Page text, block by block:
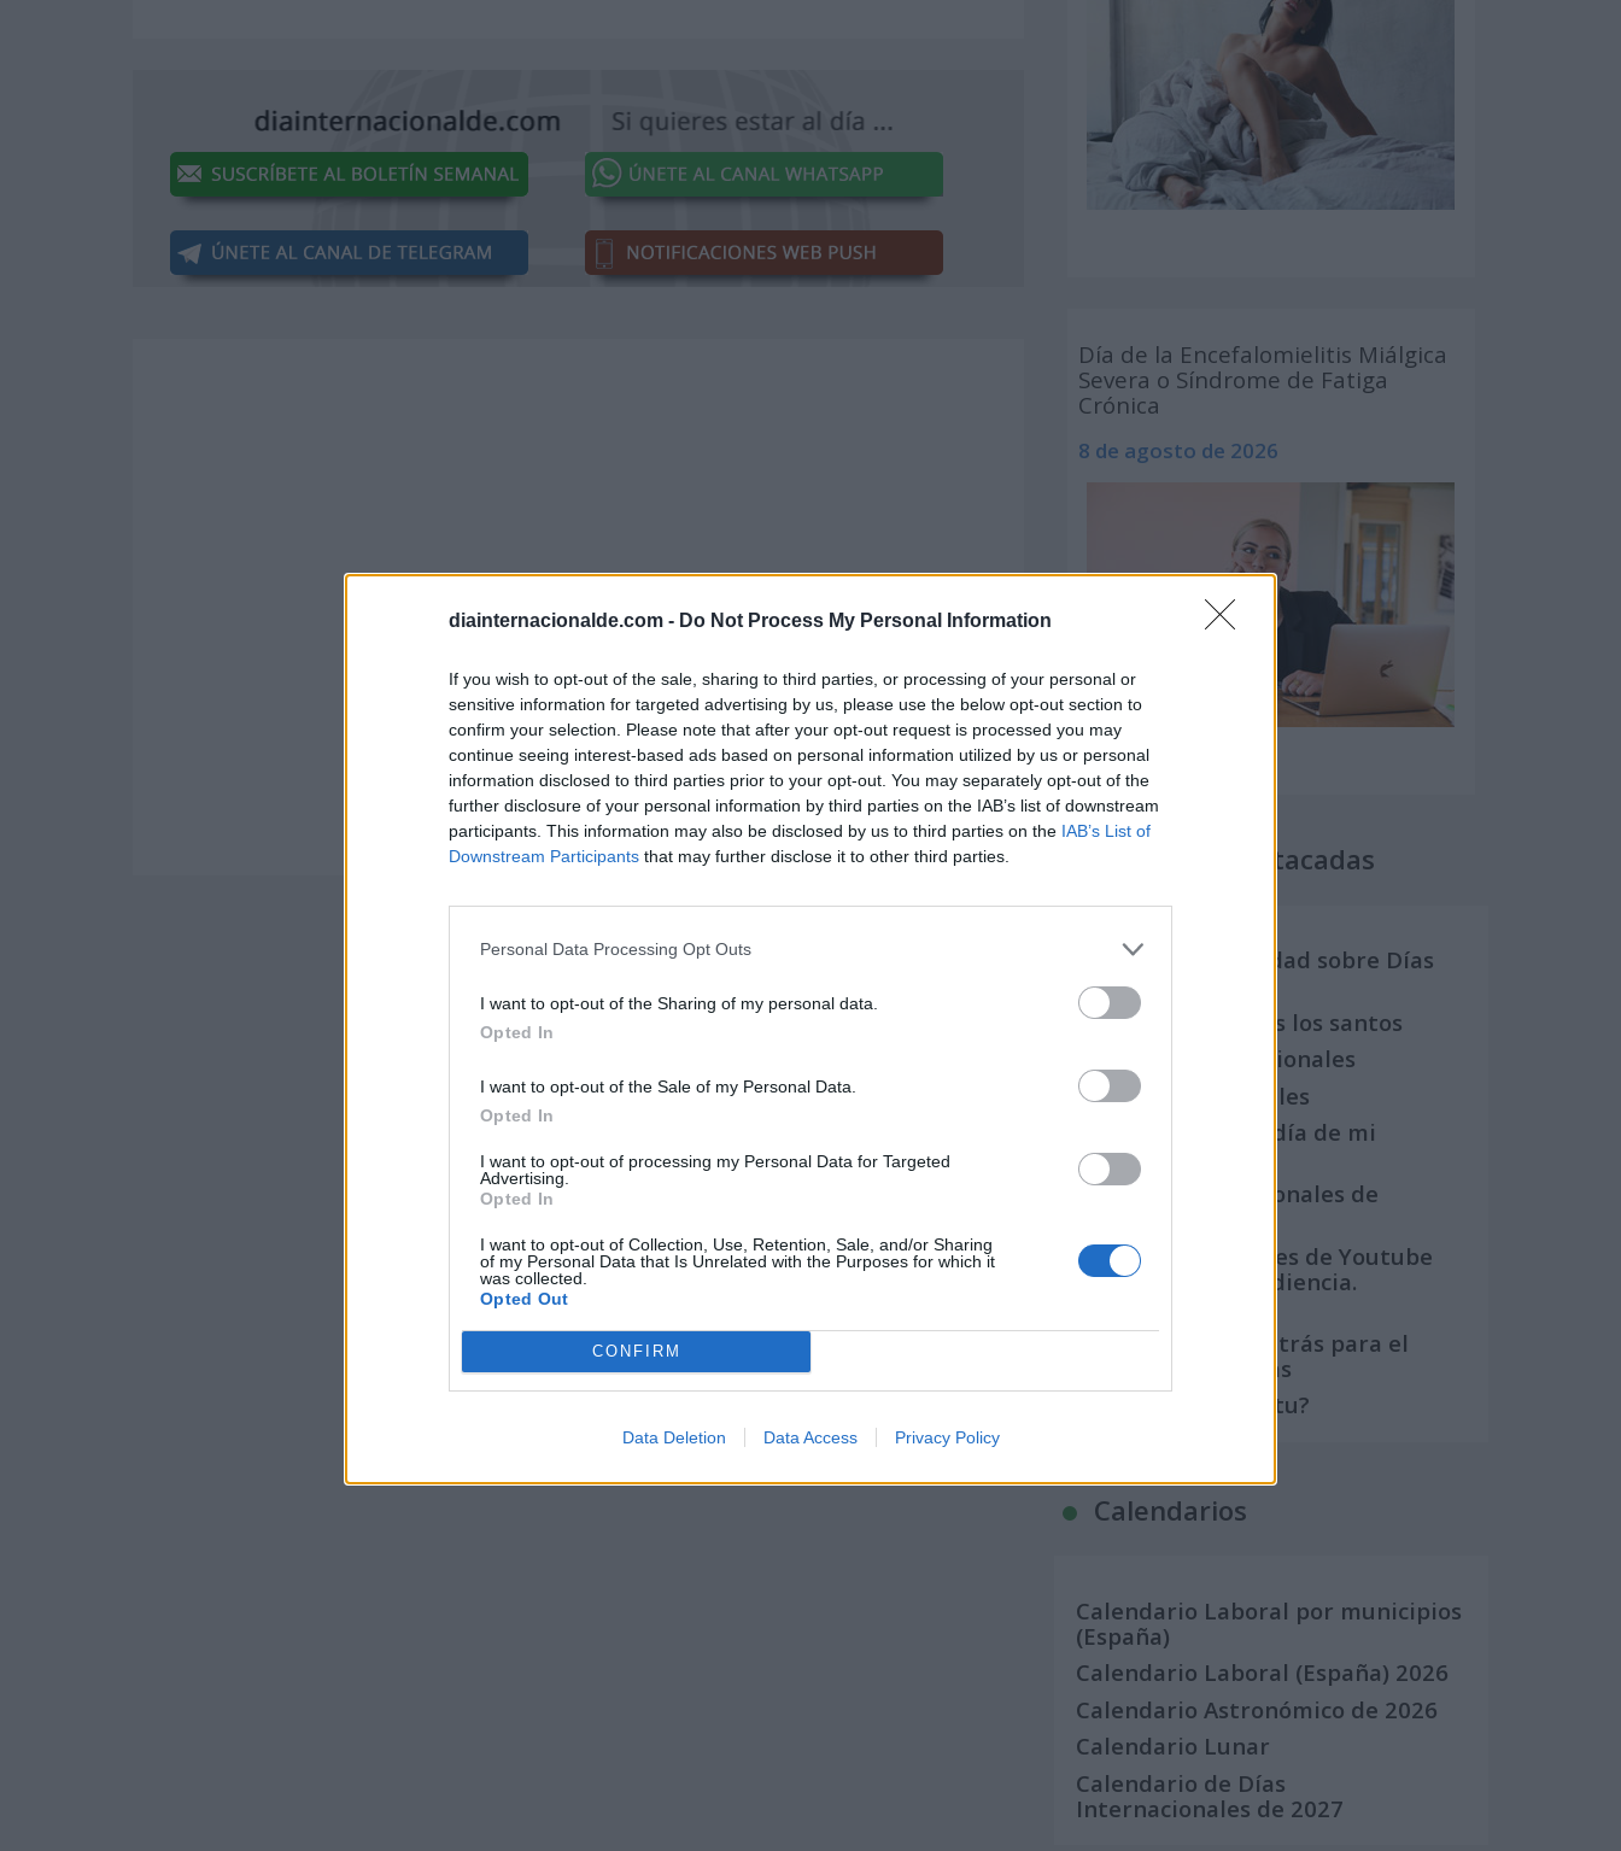
diainternacionalde.com - Do Not Process My Personal Information
If you wish to opt-out of the sale, sharing to third parties, or processing of your personal or
sensitive information for targeted advertising by us, please use the below opt-out section to
confirm your selection. Please note that after your opt-out request is processed you may
continue seeing interest-based ads based on personal information utilized by us or personal
information disclosed to third parties prior to your opt-out. You may separately opt-out of the
further disclosure of your personal information by third parties on the IAB’s list of downstream
participants. This information may also be disclosed by us to third parties on the IAB’s List of
Downstream Participants that may further disclose it to other third parties.
Personal Data Processing Opt Outs
I want to opt-out of the Sharing of my personal data.
Opted In
I want to opt-out of the Sale of my Personal Data.
Opted In
I want to opt-out of processing my Personal Data for Targeted
Advertising.
Opted In
I want to opt-out of Collection, Use, Retention, Sale, and/or Sharing
of my Personal Data that Is Unrelated with the Purposes for which it
was collected.
Opted Out
CONFIRM
Data Deletion Data Access Privacy Policy
Día de la Encefalomielitis Miálgica
Severa o Síndrome de Fatiga
Crónica
8 de agosto de 2026
Secciones destacadas
Noticias y actualidad sobre Días
Internacionales
Onomástica. Todos los santos
Semanas Internacionales
Años Internacionales
Qué se celebra el día de mi
cumpleaños
Eventos internacionales de
Los mejores canales de Youtube
según nuestra audiencia.
Crea una cuenta atrás para el
evento que quieras
¿Qué día crearías tu?
Calendarios
Calendario Laboral por municipios
(España)
Calendario Laboral (España) 2026
Calendario Astronómico de 2026
Calendario Lunar
Calendario de Días
Internacionales de 2027